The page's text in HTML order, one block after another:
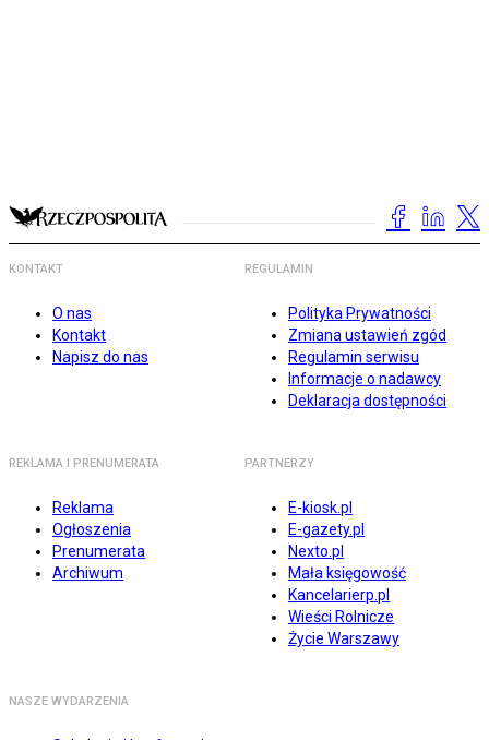
KONTAKT
O nas
Kontakt
Napisz do nas
REGULAMIN
Polityka Prywatności
Zmiana ustawień zgód
Regulamin serwisu
Informacje o nadawcy
Deklaracja dostępności
REKLAMA I PRENUMERATA
Reklama
Ogłoszenia
Prenumerata
Archiwum
PARTNERZY
E-kiosk.pl
E-gazety.pl
Nexto.pl
Mała księgowość
Kancelarierp.pl
Wieści Rolnicze
Życie Warszawy
NASZE WYDARZENIA